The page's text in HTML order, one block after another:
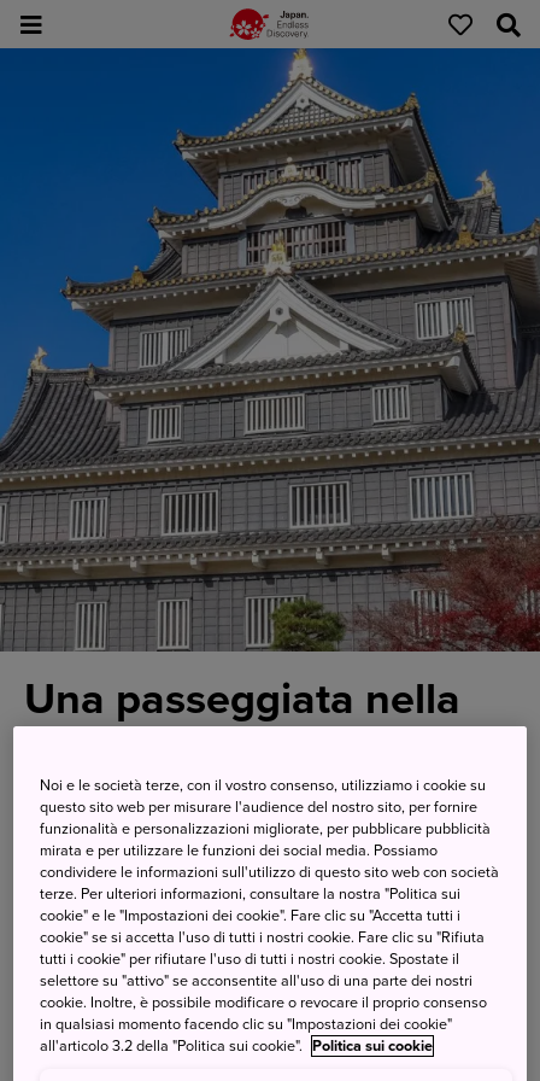
Una passeggiata nella
Kurashiki
Questa gita a piedi passa per un
magnifico castello, giardini
storici, un quartiere tradizionale
e un celebre museo di arte
occidentale.
Noi e le società terze, con il vostro consenso, utilizziamo i cookie su
questo sito web per misurare l'audience del nostro sito, per fornire
funzionalità e personalizzazioni migliorate, per pubblicare pubblicità
mirata e per utilizzare le funzioni dei social media. Possiamo
condividere le informazioni sull'utilizzo di questo sito web con società
terze. Per ulteriori informazioni, consultare la nostra "Politica sui
cookie" e le "Impostazioni dei cookie". Fare clic su "Accetta tutti i
cookie" se si accetta l'uso di tutti i nostri cookie. Fare clic su "Rifiuta
tutti i cookie" per rifiutare l'uso di tutti i nostri cookie. Spostate il
selettore su "attivo" se acconsentite all'uso di una parte dei nostri
cookie. Inoltre, è possibile modificare o revocare il proprio consenso
in qualsiasi momento facendo clic su "Impostazioni dei cookie"
all'articolo 3.2 della "Politica sui cookie". Politica sui cookie